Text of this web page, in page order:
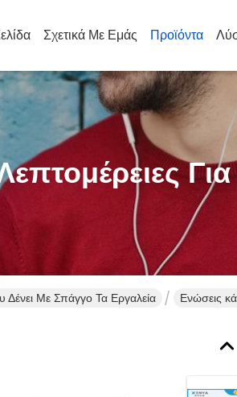
Σχετικά Με Εμάς Προϊόντα
Με Σπάγγο Τα Εργαλεία
Ενώσεις